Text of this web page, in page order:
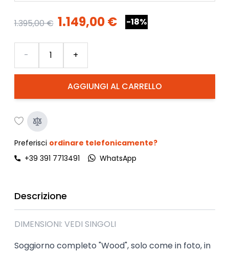
1.395,00 € 1.149,00 € -18%
AGGIUNGI AL CARRELLO
- +
Preferisci ordinare telefonicamente?
+39 391 7713491
WhatsApp
Descrizione
DIMENSIONI: VEDI SINGOLI
Soggiorno completo "Wood", solo come in foto, in